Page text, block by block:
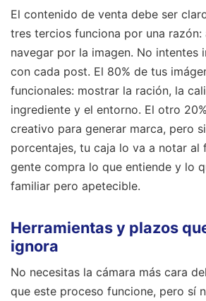
El contenido de venta debe ser
tres tercios funciona por una razón:
navegar por la imagen. No intentes
con cada post. El 80% de tus
funcionales: mostrar la ración, la
ingrediente y el entorno. El otro
creativo para generar marca, pero
porcentajes, tu caja lo va a notar al
gente compra lo que entiende y lo
familiar pero apetecible.
Herramientas y plazos
ignora
No necesitas la cámara más cara
que este proceso funcione, pero sí